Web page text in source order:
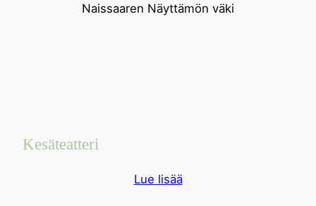
Naissaaren Näyttämön väki
Kesäteatteri
Lue lisää